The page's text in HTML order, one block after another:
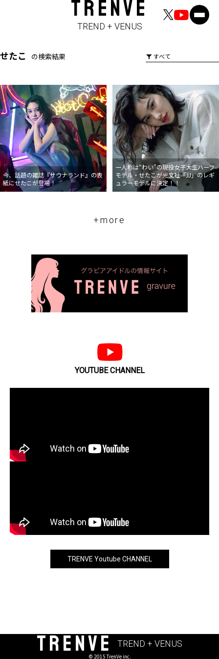
TRENVE
TREND + VENUS
せたこ の検索結果
今、話題の雑誌『サウナランド』の表
紙にせたこが登場！
一人称は“わい”の現役女子大生ハーフ
モデル・せたこが光文社「JJ」のレギ
ュラーモデルに決定！！
+more
YOUTUBE CHANNEL
TRENVE Youtube CHANNEL
TRENVE TREND + VENUS
© 2015 TrenVe inc.